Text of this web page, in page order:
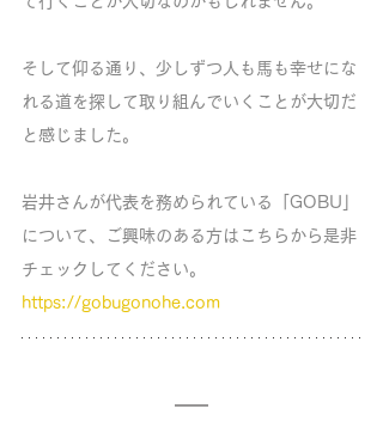
そして仰る通り、少しずつ人も馬も幸せにな
れる道を探して取り組んでいくことが大切だ
と感じました。
岩井さんが代表を務められている「GOBU」
について、ご興味のある方はこちらから是非
チェックしてください。
https://gobugonohe.com